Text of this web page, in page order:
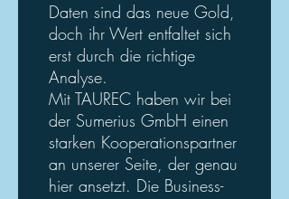
Daten sind das neue Gold,
doch ihr Wert entfaltet sich
erst durch die richtige
Analyse.
Mit TAUREC haben wir bei
der Sumerius GmbH einen
starken Kooperationspartner
an unserer Seite, der genau
hier ansetzt. Die Business-